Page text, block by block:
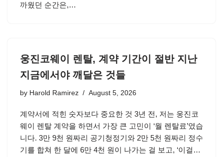
까웠던 순간은,…
웅진코웨이 렌탈, 계약 기간이 절반 지난
지금에서야 깨달은 것들
by Harold Ramirez August 5, 2026
계약서에 적힌 숫자보다 중요한 것 3년 전, 저는 웅진코
웨이 렌탈 계약을 하면서 가장 큰 고민이 ‘월 렌탈료’였습
니다. 3만 9천 원짜리 공기청정기와 2만 5천 원짜리 정수
기를 합쳐 한 달에 6만 4천 원이 나가는 걸 보고, ‘이걸…